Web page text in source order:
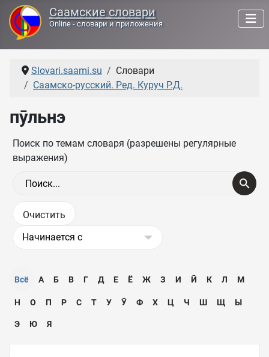
Саамские словари
Online - словари и приложения
Slovari.saami.su
Словари
Саамско-русский. Ред. Куруч Р.Д.
пӯльнэ
Поиск по темам словаря (разрешены регулярные
выражения)
Всё А Б В Г Д Е Ё Ж З И Ӣ К Л М
Н О П Р С Т У Ӯ Ф Х Ц Ч Ш Щ Ы
Э Ю Я